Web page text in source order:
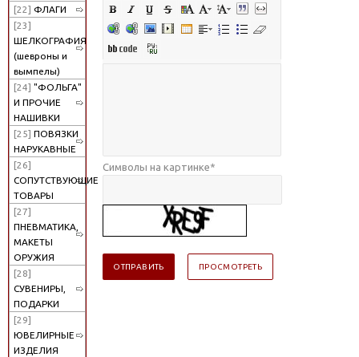
[22] ФЛАГИ
[23]
ШЕЛКОГРАФИЯ
(шевроны и
вымпелы)
[24] "ФОЛЬГА"
И ПРОЧИЕ
НАШИВКИ
[25] ПОВЯЗКИ
НАРУКАВНЫЕ
[26]
СОПУТСТВУЮЩИЕ
ТОВАРЫ
[27]
ПНЕВМАТИКА,
МАКЕТЫ
ОРУЖИЯ
[28]
СУВЕНИРЫ,
ПОДАРКИ
[29]
ЮВЕЛИРНЫЕ
ИЗДЕЛИЯ
Символы на картинке*